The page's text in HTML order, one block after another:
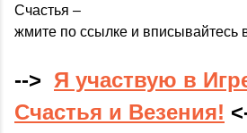
Счастья –
жмите по ссылке и вписывайтесь
--> Я участвую в
Счастья и Везения!